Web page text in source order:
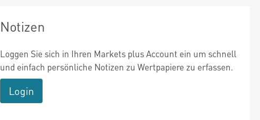
Notizen
Loggen Sie sich in Ihren Markets plus Account ein um schnell
und einfach persönliche Notizen zu Wertpapiere zu erfassen.
Login